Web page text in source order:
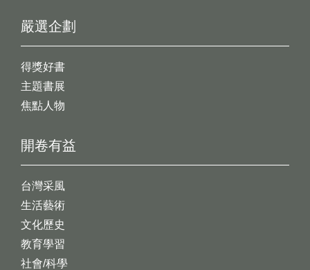
開卷有益
台灣采風
生活藝術
文化歷史
教育學習
社會/科學
嚴選企劃
得獎好書
主題書展
焦點人物